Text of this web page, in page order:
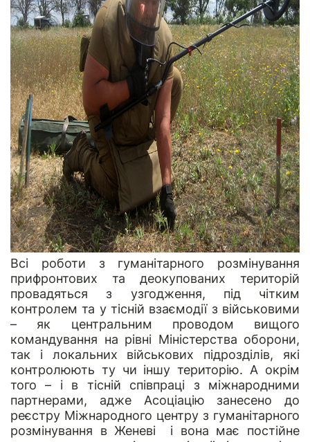
Всі роботи з гуманітарного розмінування
прифронтових та деокупованих територій
провадяться з узгодження, під чітким
контролем та у тісній взаємодії з військовими
– як центральним проводом вищого
командування на рівні Міністерства оборони,
так і локальних військових підрозділів, які
контролюють ту чи іншу територію. А окрім
того – і в тісній співпраці з міжнародними
партнерами, адже Асоціацію занесено до
реєстру Міжнародного центру з гуманітарного
розмінування в Женеві і вона має постійне